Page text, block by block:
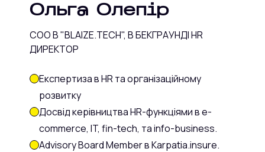
Ольга Олепір
COO В "BLAIZE.TECH", В БЕКГРАУНДІ HR
ДИРЕКТОР
Експертиза в HR та організаційному
розвитку
Досвід керівництва HR-функціями в e-
commerce, IT, fin-tech, та info-business.
Advisory Board Member в Karpatia.insure.